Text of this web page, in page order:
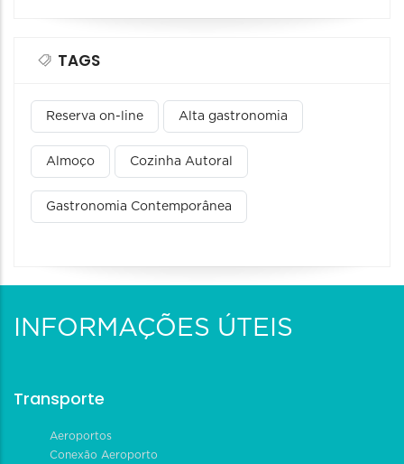
TAGS
Reserva on-line Alta gastronomia
Almoço Cozinha Autoral
Gastronomia Contemporânea
INFORMAÇÕES ÚTEIS
Transporte
Aeroportos
Conexão Aeroporto